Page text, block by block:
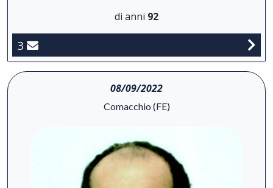
di anni 92
3
08/09/2022
Comacchio (FE)